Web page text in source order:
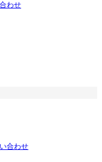
わせ
合わせ